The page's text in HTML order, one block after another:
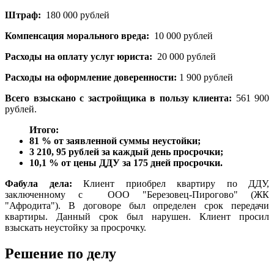
Штраф: 180 000 рублей
Компенсация морального вреда: 10 000 рублей
Расходы на оплату услуг юриста: 20 000 рублей
Расходы на оформление доверенности: 1 900 рублей
Всего взыскано с застройщика в пользу клиента: 561 900
рублей.
Итого:
81 % от заявленной суммы неустойки;
3 210, 95 рублей за каждый день просрочки;
10,1 % от цены ДДУ за 175 дней просрочки.
Фабула дела: Клиент приобрел квартиру по ДДУ,
заключенному с ООО "Березовец-Пирогово" (ЖК
"Афродита"). В договоре был определен срок передачи
квартиры. Данный срок был нарушен. Клиент просил
взыскать неустойку за просрочку.
Решение по делу